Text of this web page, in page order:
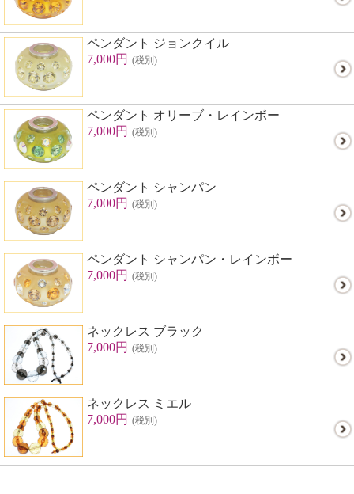
ペンダント ジョンクイル
7,000円 (税別)
ペンダント オリーブ・レインボー
7,000円 (税別)
ペンダント シャンパン
7,000円 (税別)
ペンダント シャンパン・レインボー
7,000円 (税別)
ネックレス ブラック
7,000円 (税別)
ネックレス ミエル
7,000円 (税別)